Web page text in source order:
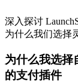
深入探讨
为什么我们选择
为什么我选择
的支付插件